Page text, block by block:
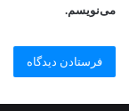
می‌نویسم.